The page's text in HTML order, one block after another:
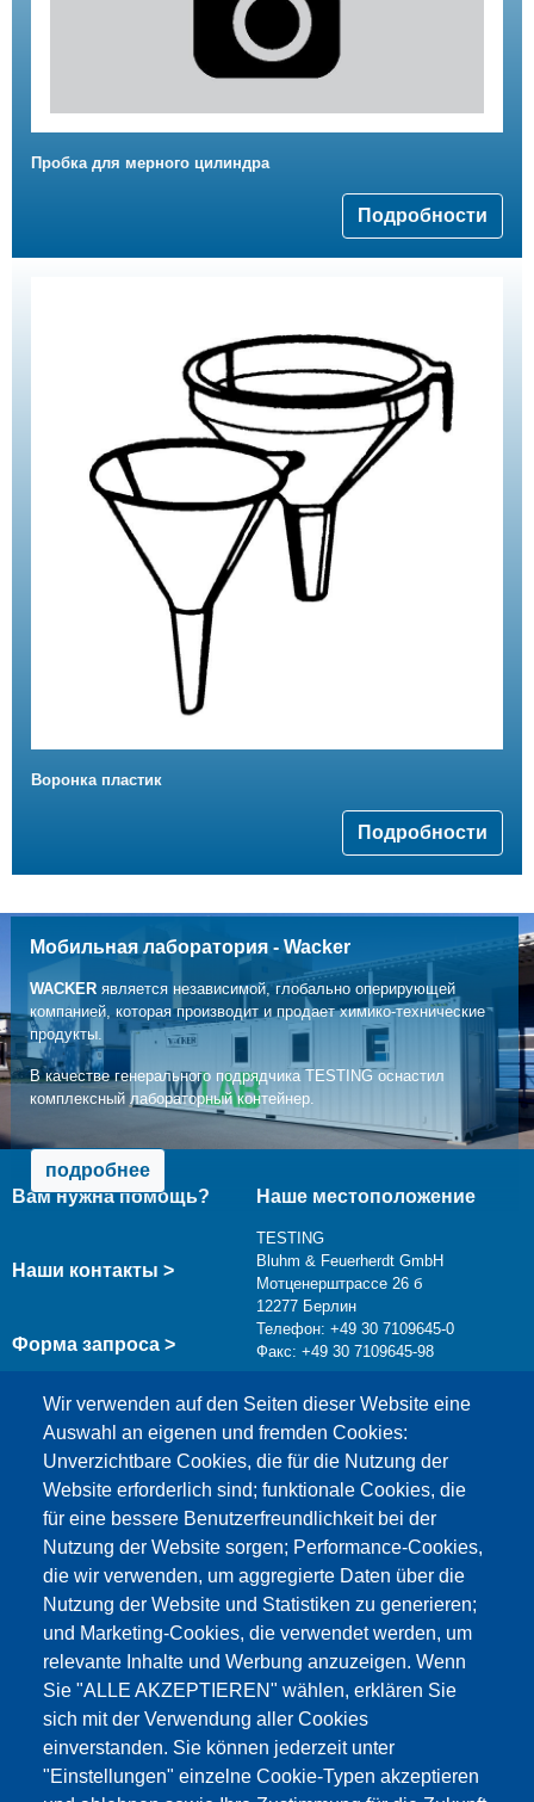
Пробка для мерного цилиндра
Подробности
Воронка пластик
Подробности
Мобильная лаборатория - Wacker
WACKERявляется независимой, глобально оперирующей
компанией, которая производит и продает химико-технические
продукты.
В качестве генерального подрядчика TESTING оснастил
комплексный лабораторный контейнер.
подробнее
Wir verwenden auf den Seiten dieser Website eine
Auswahl an eigenen und fremden Cookies:
Unverzichtbare Cookies, die für die Nutzung der
Website erforderlich sind; funktionale Cookies, die
für eine bessere Benutzerfreundlichkeit bei der
Nutzung der Website sorgen; Performance-Cookies,
die wir verwenden, um aggregierte Daten über die
Nutzung der Website und Statistiken zu generieren;
und Marketing-Cookies, die verwendet werden, um
relevante Inhalte und Werbung anzuzeigen. Wenn
Sie "ALLE AKZEPTIEREN" wählen, erklären Sie
sich mit der Verwendung aller Cookies
einverstanden. Sie können jederzeit unter
"Einstellungen" einzelne Cookie-Typen akzeptieren
Вам нужна помощь?
Наши контакты >
Форма запроса >
Наше местоположение
TESTING
Bluhm & Feuerherdt GmbH
Мотценерштрассе 26 б
12277 Берлин
Телефон: +49 30 7109645-0
Факс: +49 30 7109645-98
info@testing.de
Этот материал заблокирован, потому что
файлы cookie Google Maps не были приняты.
НЕОБХОДИМО ПРИНЯТЬ ТОЛЬКО
ФАЙЛЫ COOKIE GOOGLE MAPS.
Alle Cookies akzeptieren